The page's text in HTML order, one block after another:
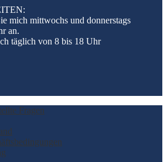
mich mittwochs und donnerstags
an.
täglich von 8 bis 18 Uhr
Fragen